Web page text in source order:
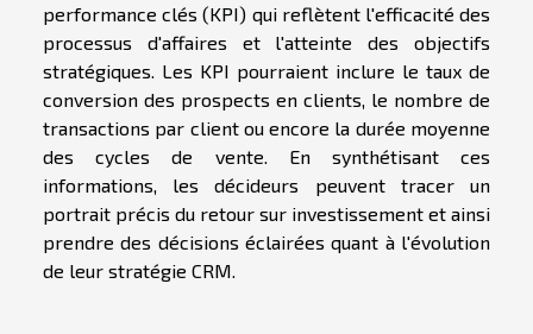
performance clés (KPI) qui reflètent l'efficacité des
processus d'affaires et l'atteinte des objectifs
stratégiques. Les KPI pourraient inclure le taux de
conversion des prospects en clients, le nombre de
transactions par client ou encore la durée moyenne
des cycles de vente. En synthétisant ces
informations, les décideurs peuvent tracer un
portrait précis du retour sur investissement et ainsi
prendre des décisions éclairées quant à l'évolution
de leur stratégie CRM.